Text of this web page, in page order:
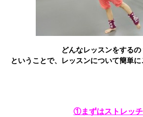
どんなレッスンをするの
ということで、レッスンについて簡単に
①まずはストレッチ